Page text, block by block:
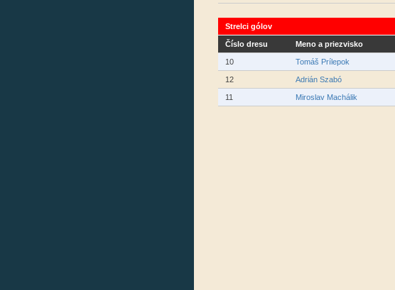
Strelci gólov
Číslo dresu Meno a priezvisko
10 Tomáš Prílepok
12 Adrián Szabó
11 Miroslav Machálik